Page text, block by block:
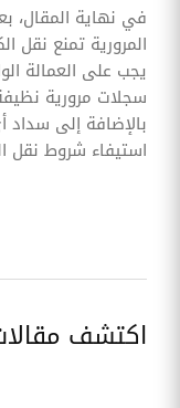
في نهاية المقال،
المرورية تمنع نقل
يجب على العمالة
سجلات مرورية
بالإضافة إلى
استيفاء شروط نقل
اكتشف